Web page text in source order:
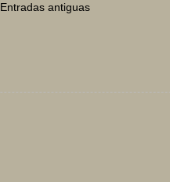
Entradas antiguas